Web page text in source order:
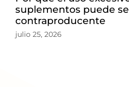
suplementos puede
contraproducente
julio 25, 2026